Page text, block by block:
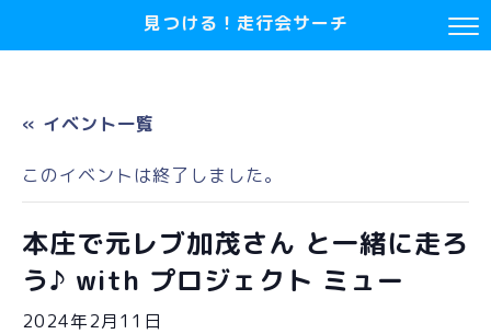
見つける！走行会サーチ
« イベント一覧
このイベントは終了しました。
本庄で元レブ加茂さん と一緒に走ろ
う♪ with プロジェクト ミュー
2024年2月11日